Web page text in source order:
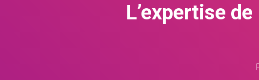
L’expertise